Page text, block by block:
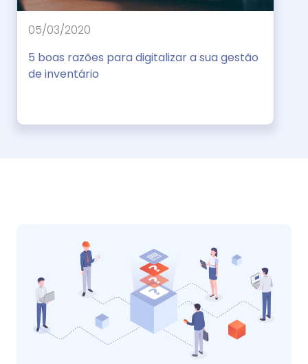
05/03/2020
5 boas razões para digitalizar a sua gestão
de inventário